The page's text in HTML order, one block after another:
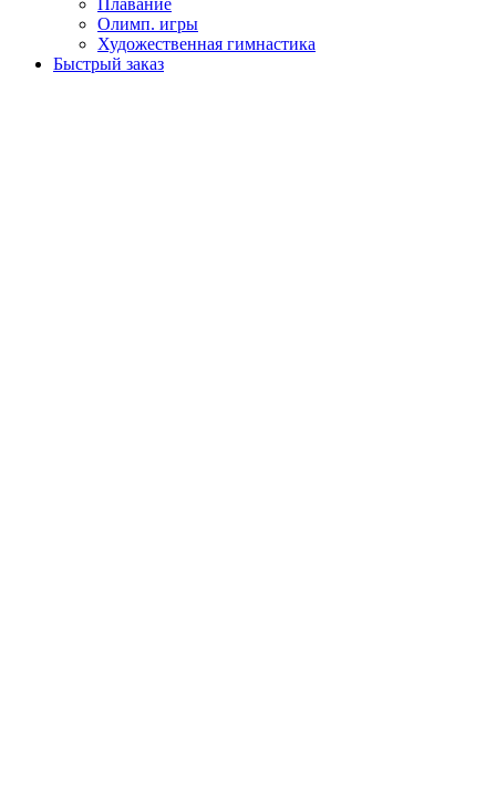
Олимп. игры
Художественная гимнастика
Быстрый заказ